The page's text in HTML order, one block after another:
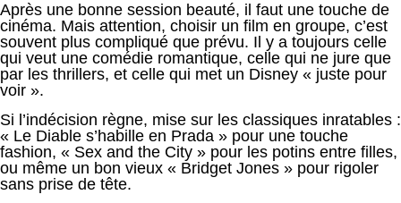
Après une bonne session beauté, il faut une touche de
cinéma. Mais attention, choisir un film en groupe, c’est
souvent plus compliqué que prévu. Il y a toujours celle
qui veut une comédie romantique, celle qui ne jure que
par les thrillers, et celle qui met un Disney « juste pour
voir ».
Si l’indécision règne, mise sur les classiques inratables :
« Le Diable s’habille en Prada » pour une touche
fashion, « Sex and the City » pour les potins entre filles,
ou même un bon vieux « Bridget Jones » pour rigoler
sans prise de tête.